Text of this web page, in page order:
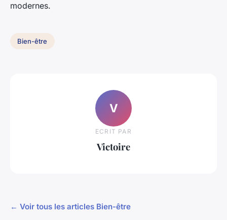
modernes.
Bien-être
V
ECRIT PAR
Victoire
← Voir tous les articles Bien-être